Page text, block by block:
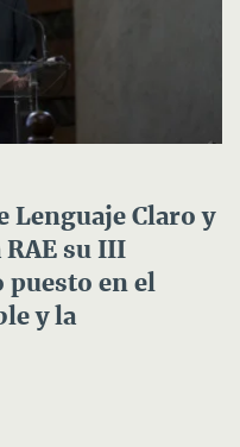
Lenguaje Claro y
RAE su III
puesto en el
y la